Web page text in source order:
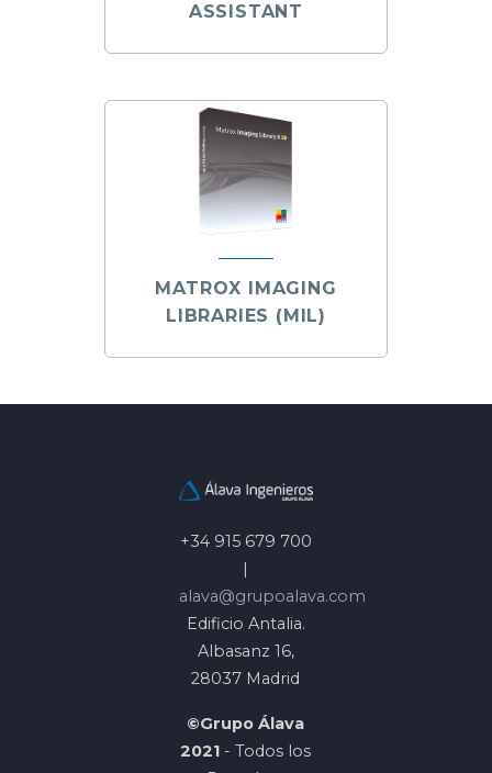
ASSISTANT
MATROX IMAGING
LIBRARIES (MIL)
+34 915 679 700
alava@grupoalava.com
Edificio Antalia.
Albasanz 16,
28037 Madrid
©Grupo Álava
2021 - Todos los